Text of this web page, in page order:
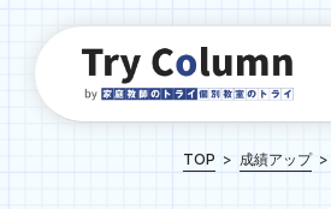
TOP 成績アップ